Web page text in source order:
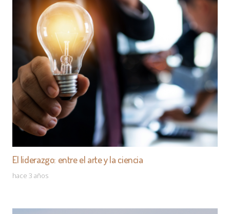
El liderazgo: entre el arte y la ciencia
hace 3 años